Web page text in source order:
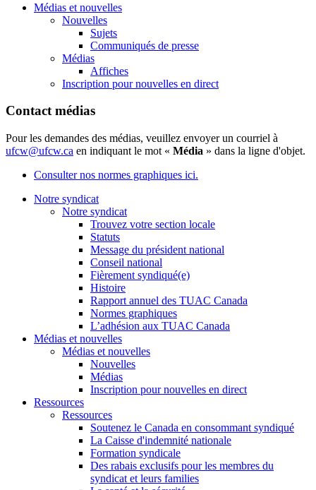
Médias et nouvelles
Nouvelles
Sujets
Communiqués de presse
Médias
Affiches
Inscription pour nouvelles en direct
Contact médias
Pour les demandes des médias, veuillez envoyer un courriel à
ufcw@ufcw.ca en indiquant le mot « Média » dans la ligne d'objet.
Consulter nos normes graphiques ici.
Notre syndicat
Notre syndicat
Trouvez votre section locale
Statuts
Message du président national
Conseil national
Fièrement syndiqué(e)
Histoire
Rapport annuel des TUAC Canada
Normes graphiques
L’adhésion aux TUAC Canada
Médias et nouvelles
Médias et nouvelles
Nouvelles
Médias
Inscription pour nouvelles en direct
Ressources
Ressources
Soutenez le Canada en consommant syndiqué
La Caisse d'indemnité nationale
Formation syndicale
Des rabais exclusifs pour les membres du
syndicat et leurs families